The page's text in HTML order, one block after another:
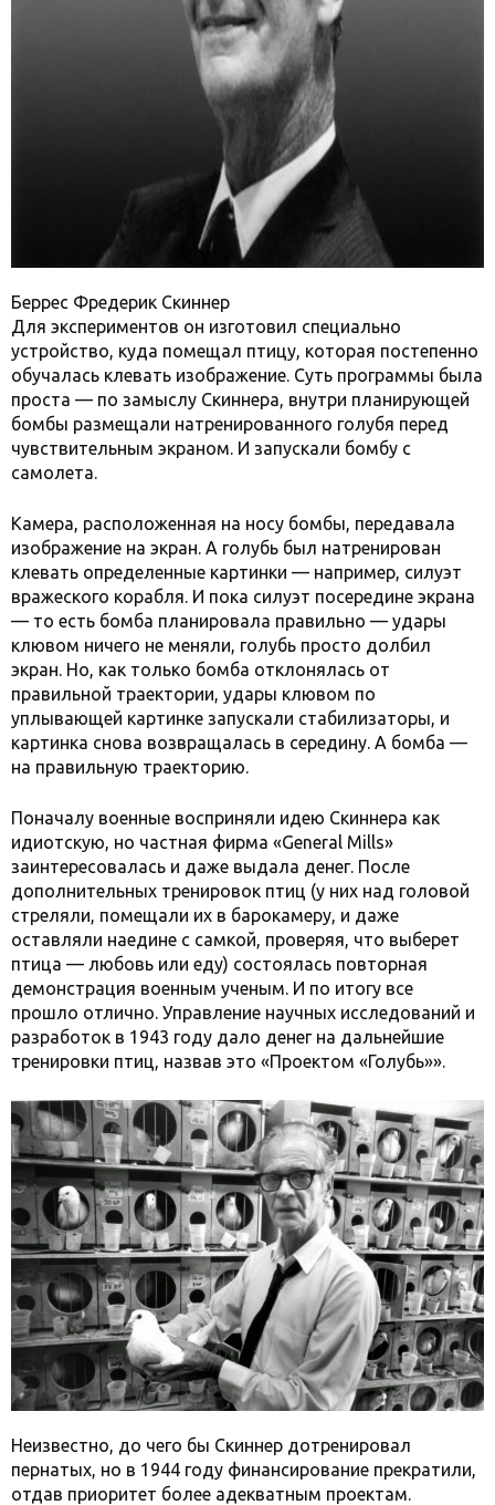
Беррес Фредерик Скиннер
Для экспериментов он изготовил специально
устройство, куда помещал птицу, которая постепенно
обучалась клевать изображение. Суть программы была
проста — по замыслу Скиннера, внутри планирующей
бомбы размещали натренированного голубя перед
чувствительным экраном. И запускали бомбу с
самолета.
Камера, расположенная на носу бомбы, передавала
изображение на экран. А голубь был натренирован
клевать определенные картинки — например, силуэт
вражеского корабля. И пока силуэт посередине экрана
— то есть бомба планировала правильно — удары
клювом ничего не меняли, голубь просто долбил
экран. Но, как только бомба отклонялась от
правильной траектории, удары клювом по
уплывающей картинке запускали стабилизаторы, и
картинка снова возвращалась в середину. А бомба —
на правильную траекторию.
Поначалу военные восприняли идею Скиннера как
идиотскую, но частная фирма «General Mills»
заинтересовалась и даже выдала денег. После
дополнительных тренировок птиц (у них над головой
стреляли, помещали их в барокамеру, и даже
оставляли наедине с самкой, проверяя, что выберет
птица — любовь или еду) состоялась повторная
демонстрация военным ученым. И по итогу все
прошло отлично. Управление научных исследований и
разработок в 1943 году дало денег на дальнейшие
тренировки птиц, назвав это «Проектом «Голубь»».
Неизвестно, до чего бы Скиннер дотренировал
пернатых, но в 1944 году финансирование прекратили,
отдав приоритет более адекватным проектам.